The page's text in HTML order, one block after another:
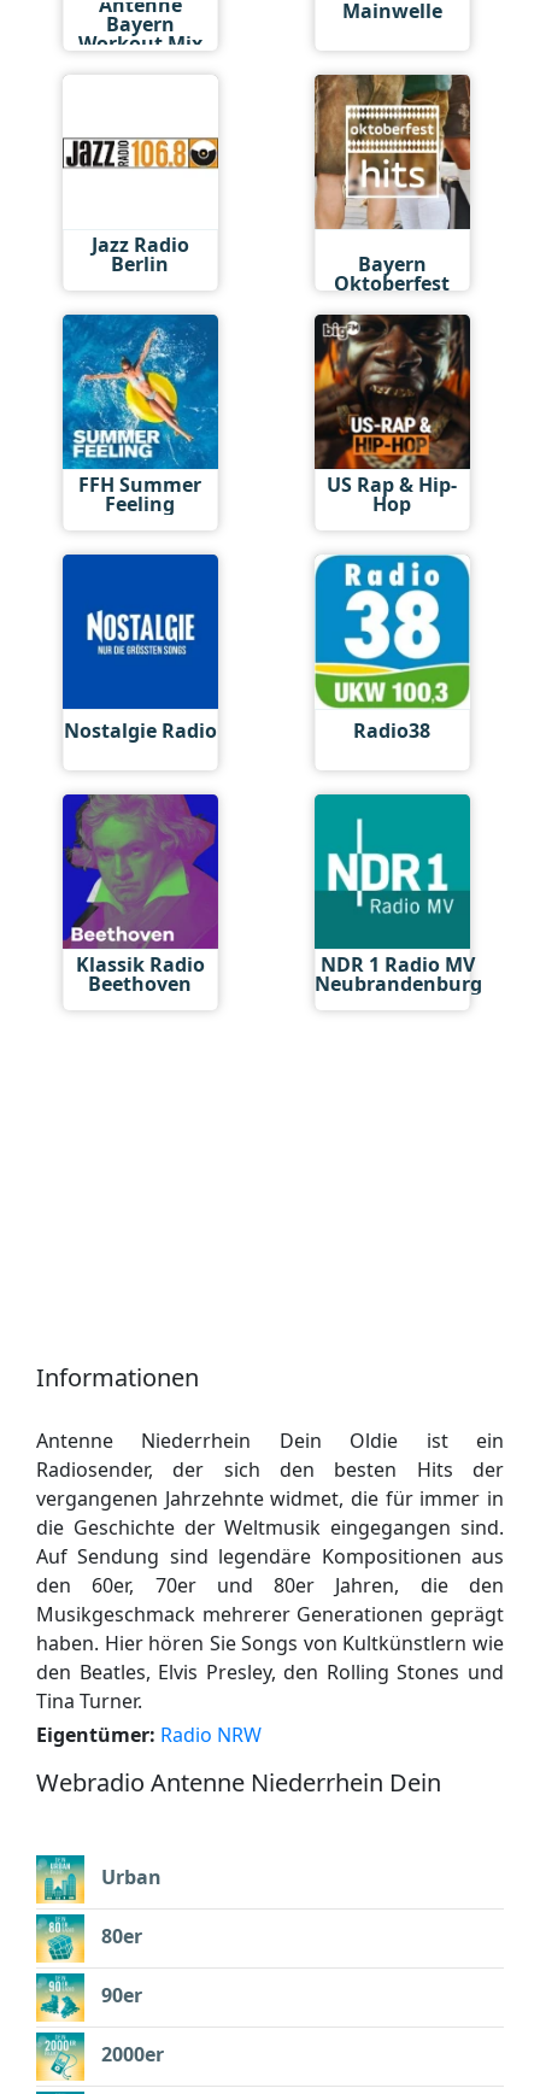
Bayern
Workout Mix
Mainwelle
Jazz Radio
Berlin Bayern
Oktoberfest
FFH Summer
Feeling
US Rap & Hip-
Hop
Nostalgie Radio Radio38
Klassik Radio
Beethoven
NDR 1 Radio MV
Neubrandenburg
Informationen
Antenne Niederrhein Dein Oldie ist ein
Radiosender, der sich den besten Hits der
vergangenen Jahrzehnte widmet, die für immer in
die Geschichte der Weltmusik eingegangen sind.
Auf Sendung sind legendäre Kompositionen aus
den 60er, 70er und 80er Jahren, die den
Musikgeschmack mehrerer Generationen geprägt
haben. Hier hören Sie Songs von Kultkünstlern wie
den Beatles, Elvis Presley, den Rolling Stones und
Tina Turner.
Eigentümer: Radio NRW
Webradio Antenne Niederrhein Dein
Urban
80er
90er
2000er